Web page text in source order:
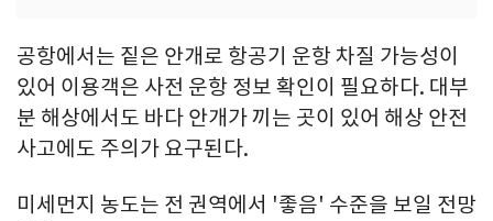
공항에서는 짙은 안개로 항공기 운항 차질 가능성이
있어 이용객은 사전 운항 정보 확인이 필요하다. 대부
분 해상에서도 바다 안개가 끼는 곳이 있어 해상 안전
사고에도 주의가 요구된다.
미세먼지 농도는 전 권역에서 '좋음' 수준을 보일 전망